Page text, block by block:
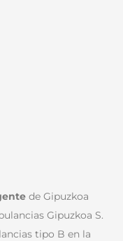
de Gipuzkoa
Gipuzkoa S.
tipo B en la